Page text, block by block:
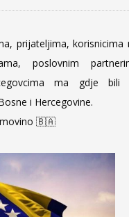
prijateljima, korisnicima
poslovnim
ma gdje bili
i Hercegovine.
🇧🇦